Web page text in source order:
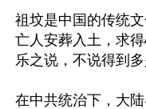
祖坟是中国的传统
亡人安葬入土，求
乐之说，不说得到多
在中共统治下，大